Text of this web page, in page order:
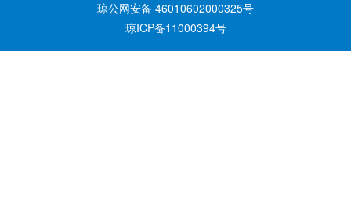
琼公网安备 46010602000325号
琼ICP备11000394号